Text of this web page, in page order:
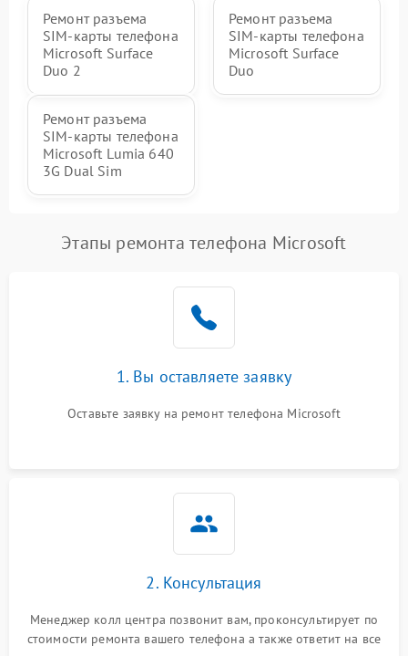
Ремонт разъема
SIM-карты телефона
Microsoft Surface
Duo 2
Ремонт разъема
SIM-карты телефона
Microsoft Surface
Duo
Ремонт разъема
SIM-карты телефона
Microsoft Lumia 640
3G Dual Sim
Этапы ремонта телефона Microsoft
1. Вы оставляете заявку
Оставьте заявку на ремонт телефона Microsoft
2. Консультация
Менеджер колл центра позвонит вам, проконсультирует по
стоимости ремонта вашего телефона а также ответит на все